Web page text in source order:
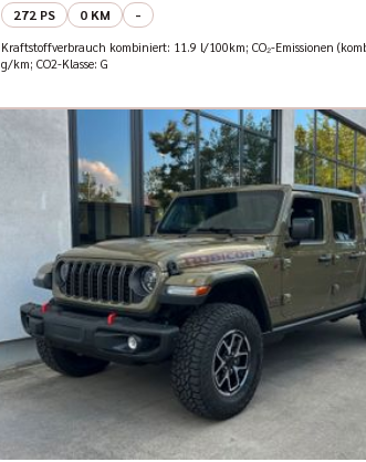
272 PS
0 KM -
Kraftstoffverbrauch kombiniert: 11.9 l/100km; CO₂-Emissionen
g/km; CO2-Klasse: G